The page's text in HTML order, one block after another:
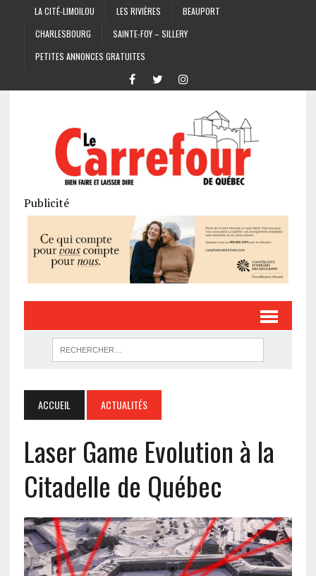
LA CITÉ-LIMOILOU LES RIVIÈRES
BEAUPORT
CHARLESBOURG
SAINTE-FOY – SILLERY
PETITES ANNONCES GRATUITES
Publicité
ACCUEIL ACTUALITÉS
Laser Game Evolution à la
Citadelle de Québec